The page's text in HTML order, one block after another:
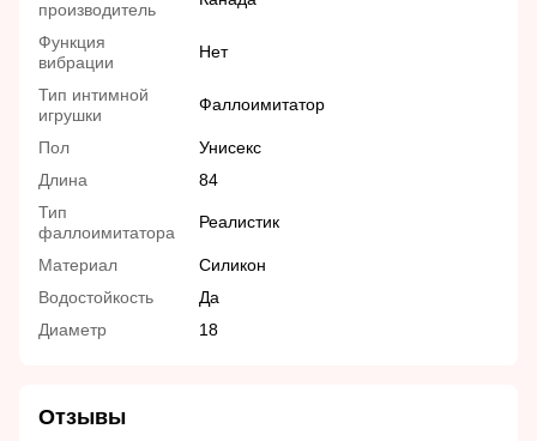
производитель
Функция
вибрации
Нет
Тип интимной
игрушки
Фаллоимитатор
Пол
Унисекс
Длина
84
Тип
фаллоимитатора
Реалистик
Материал
Силикон
Водостойкость
Да
Диаметр
18
Отзывы